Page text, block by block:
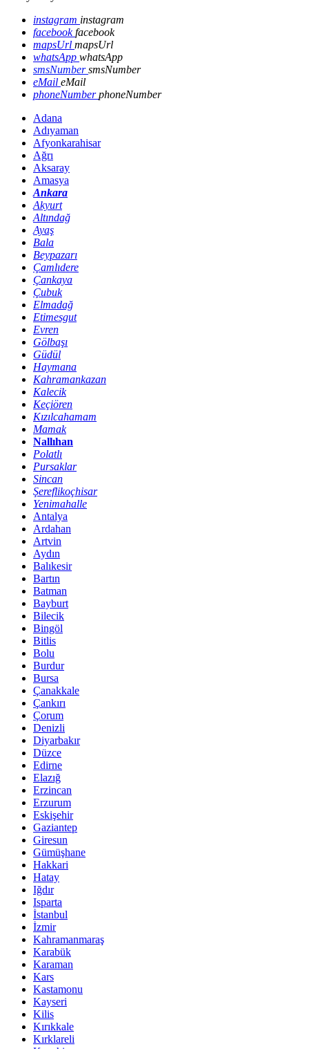
instagram instagram
facebookfacebook
mapsUrl mapsUrl
whatsApp whatsApp
smsNumbersmsNumber
eMail eMail
phoneNumberphoneNumber
Adana
Adıyaman
Afyonkarahisar
Ağrı
Aksaray
Amasya
Ankara
Akyurt
Altındağ
Ayaş
Bala
Beypazarı
Çamlıdere
Çankaya
Çubuk
Elmadağ
Etimesgut
Evren
Gölbaşı
Güdül
Haymana
Kahramankazan
Kalecik
Keçiören
Kızılcahamam
Mamak
Nallıhan
Polatlı
Pursaklar
Sincan
Şereflikoçhisar
Yenimahalle
Antalya
Ardahan
Artvin
Aydın
Balıkesir
Bartın
Batman
Bayburt
Bilecik
Bingöl
Bitlis
Bolu
Burdur
Bursa
Çanakkale
Çankırı
Çorum
Denizli
Diyarbakır
Düzce
Edirne
Elazığ
Erzincan
Erzurum
Eskişehir
Gaziantep
Giresun
Gümüşhane
Hakkari
Hatay
Iğdır
Isparta
İstanbul
İzmir
Kahramanmaraş
Karabük
Karaman
Kars
Kastamonu
Kayseri
Kilis
Kırıkkale
Kırklareli